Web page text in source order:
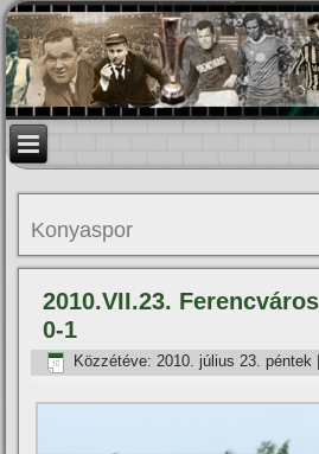
Konyaspor
2010.VII.23.
0-1
Közzétéve: 2010. július 23. péntek